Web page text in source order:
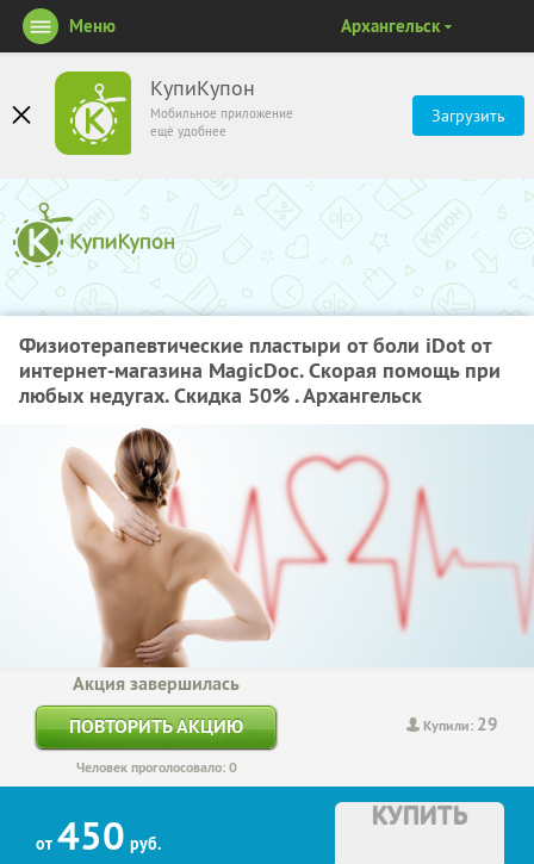
КупиКупон
Мобильное приложение
ещё удобнее
Загрузить
Меню Архангельск
Физиотерапевтические пластыри от боли iDot от
интернет-магазина MagicDoc. Скорая помощь при
любых недугах. Скидка 50% . Архангельск
Купили: 29
Акция завершилась
ПОВТОРИТЬ АКЦИЮ
Человек проголосовало: 0
от 450 руб.
КУПИТЬ